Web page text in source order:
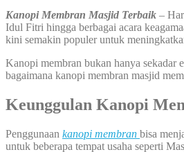
Kanopi Membran Masjid Terbaik –
Idul Fitri hingga berbagai acara
kini semakin populer untuk
Kanopi membran bukan hanya sekadar
bagaimana kanopi membran masjid
Keunggulan Kanopi
Penggunaan kanopi membran bisa
untuk beberapa tempat usaha seperti